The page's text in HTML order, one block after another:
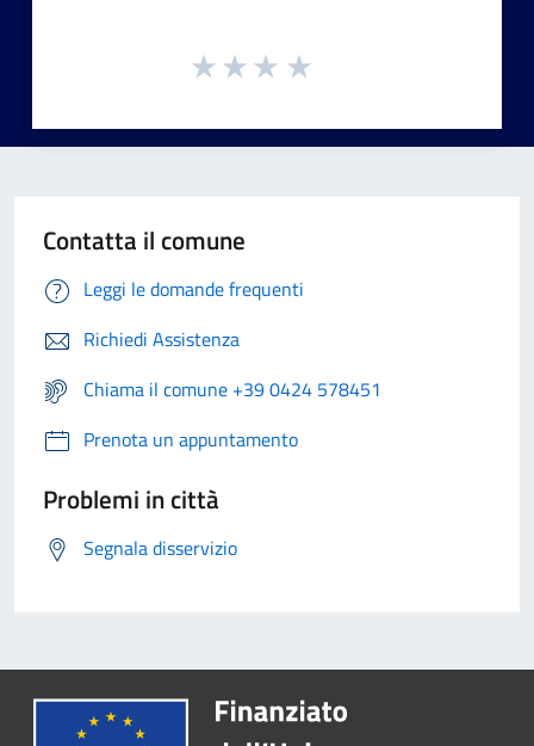
Contatta il comune
Leggi le domande frequenti
Richiedi Assistenza
Chiama il comune +39 0424 578451
Prenota un appuntamento
Problemi in città
Segnala disservizio